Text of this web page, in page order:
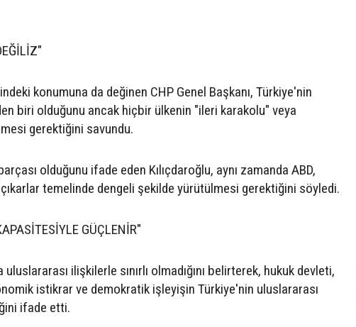
konumuna da değinen CHP Genel Başkanı, Türkiye'nin
biri olduğunu ancak hiçbir ülkenin "ileri karakolu" veya
gerektiğini savundu.
olduğunu ifade eden Kılıçdaroğlu, aynı zamanda ABD,
temelinde dengeli şekilde yürütülmesi gerektiğini söyledi.
GÜÇLENİR"
uluslararası ilişkilerle sınırlı olmadığını belirterek, hukuk devleti,
istikrar ve demokratik işleyişin Türkiye'nin uluslararası
ifade etti.